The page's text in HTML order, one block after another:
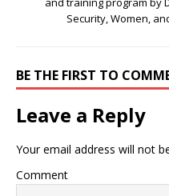
Security, Women,
BE THE FIRST TO
Leave a Reply
Your email address will not
Comment